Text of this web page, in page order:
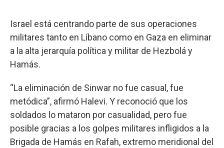
Israel está centrando parte de sus operaciones
militares tanto en Líbano como en Gaza en eliminar
a la alta jerarquía política y militar de Hezbolá y
Hamás.
“La eliminación de Sinwar no fue casual, fue
metódica”, afirmó Halevi. Y reconoció que los
soldados lo mataron por casualidad, pero fue
posible gracias a los golpes militares infligidos a la
Brigada de Hamás en Rafah, extremo meridional del